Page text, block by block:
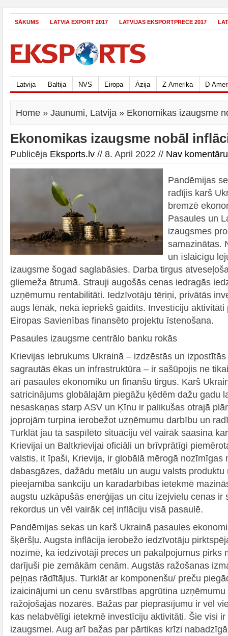
SĀKUMS LATVIA EXPORT 2017 LATVIJAS EKSPORTPRECE 2017
Latvija Baltija NVS Eiropa Āzija Z-Amerika D-
Home » Jaunumi, Latvija » Ekonomikas izaugsme
Ekonomikas izaugsme nobāl
Publicēja Eksports.lv // 8. April 2022 // Nav komentāru
Pandēmijas
radījis karš
bremzē
Pasaules un
izaugsmes
samazinātas.
un īslaicīgu
izaugsme šogad saglabāsies. Darba tirgus
gliemeža ātrumā. Strauji augošās cenas iedragās
uzņēmumu rentabilitāti. Iedzīvotāju tēriņi, privātās
augs lēnāk, nekā iepriekš gaidīts. Investīciju aktivitāti
Eiropas Savienības finansēto projektu īstenošana.
Pasaules izaugsme centrālo banku rokās
Krievijas iebrukums Ukrainā – izdzēstās un
sagrautās ēkas un infrastruktūra – ir sašūpojis ne
arī pasaules ekonomiku un finanšu tirgus. Karš
satricinājums globālajām piegāžu ķēdēm dažu gadu
nesaskaņas starp ASV un Ķīnu ir palikušas otrajā
joprojām turpina ierobežot uzņēmumu darbību un
Turklāt jau tā saspīlēto situāciju vēl vairāk saasina
Krievijai un Baltkrievijai oficiāli un brīvprātīgi
valstis, it īpaši, Krievija, ir globālā mērogā nozīmīgas
dabasgāzes, dažādu metālu un augu valsts
pieejamība sankciju un karadarbības ietekmē
augstu uzkāpušās enerģijas un citu izejvielu cenas ir
rekordus un vēl vairāk ceļ inflāciju visā pasaulē.
Pandēmijas sekas un karš Ukrainā pasaules
šķēršļu. Augsta inflācija ierobežo iedzīvotāju
nozīmē, ka iedzīvotāji preces un pakalpojumus pirks
darījuši pie zemākām cenām. Augstās ražošanas
peļņas rādītājus. Turklāt ar komponenšu/ preču
izaicinājumi un cenu svārstības apgrūtina
ražojošajās nozarēs. Bažas par pieprasījumu ir vēl
kas nelabvēlīgi ietekmē investīciju aktivitāti. Šie visi
izaugsmei. Aug arī bažas par pārtikas krīzi